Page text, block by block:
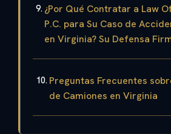
¿Por Qué Contratar a Law
P.C. para Su Caso de
en Virginia? Su Defensa
Preguntas Frecuentes
de Camiones en Virginia